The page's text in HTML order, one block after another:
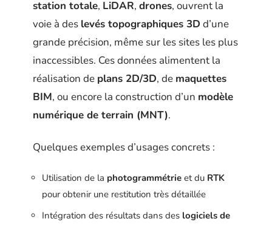
station totale, LiDAR, drones, ouvrent la
voie à des levés topographiques 3D d’une
grande précision, même sur les sites les plus
inaccessibles. Ces données alimentent la
réalisation de plans 2D/3D, de maquettes
BIM, ou encore la construction d’un modèle
numérique de terrain (MNT).
Quelques exemples d’usages concrets :
Utilisation de la photogrammétrie et du RTK
pour obtenir une restitution très détaillée
Intégration des résultats dans des logiciels de